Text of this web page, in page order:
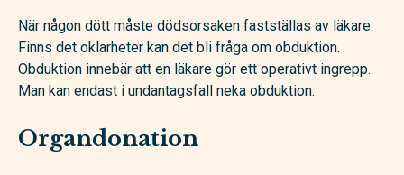
När någon dött måste dödsorsaken fastställas av läkare.
Finns det oklarheter kan det bli fråga om obduktion.
Obduktion innebär att en läkare gör ett operativt ingrepp.
Man kan endast i undantagsfall neka obduktion.
Organdonation